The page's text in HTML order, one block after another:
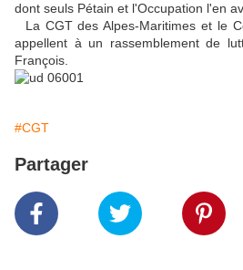
dont seuls Pétain et l'Occupation l'en
La CGT des Alpes-Maritimes et le
appellent à un rassemblement de
François.
#CGT
Partager